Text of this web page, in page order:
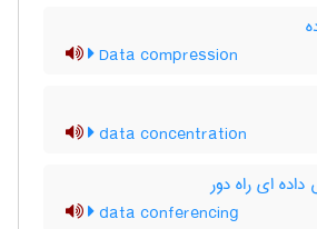
Data compression
data concentration
داده ای راه دور
data conferencing